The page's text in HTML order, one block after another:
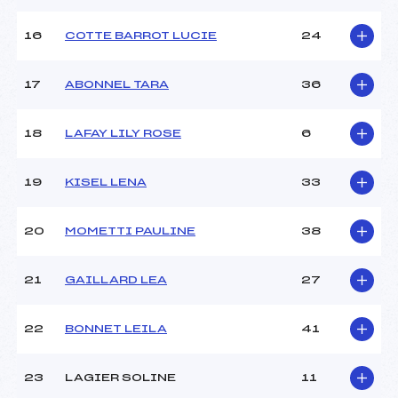
U14
16 COTTE BARROT LUCIE 24
17 ABONNEL TARA 36
18 LAFAY LILY ROSE 6
19 KISEL LENA 33
20 MOMETTI PAULINE 38
21 GAILLARD LEA 27
22 BONNET LEILA 41
23 LAGIER SOLINE 11